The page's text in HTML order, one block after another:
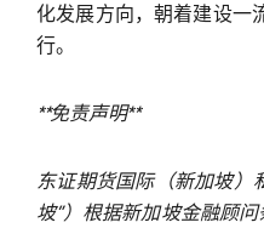
化发展方向，朝着建设一
行。
**免责声明**
东证期货国际（新加坡）
坡”）根据新加坡金融顾